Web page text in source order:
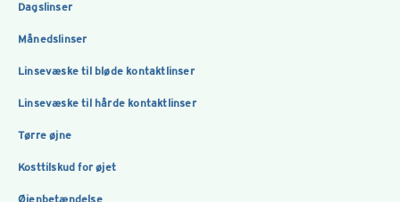
Dagslinser
Månedslinser
Linsevæske til bløde kontaktlinser
Linsevæske til hårde kontaktlinser
Tørre øjne
Kosttilskud for øjet
Øjenbetændelse